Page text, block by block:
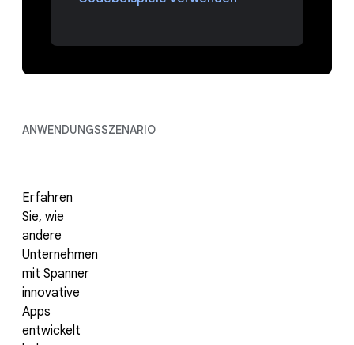
ANWENDUNGSSZENARIO
Erfahren
Sie, wie
andere
Unternehmen
mit Spanner
innovative
Apps
entwickelt